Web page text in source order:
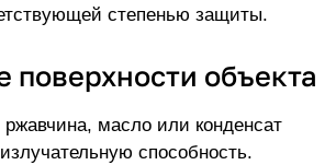
степенью защиты.
поверхности объекта
масло или конденсат
способность.